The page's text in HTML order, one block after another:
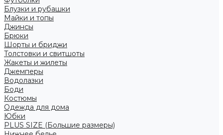
Блузки и рубашки
Майки и топы
Джинсы
Брюки
Шорты и бриджи
Толстовки и свитшоты
Жакеты и жилеты
Джемперы
Водолазки
Боди
Костюмы
Одежда для дома
Юбки
PLUS SIZE (Большие размеры)